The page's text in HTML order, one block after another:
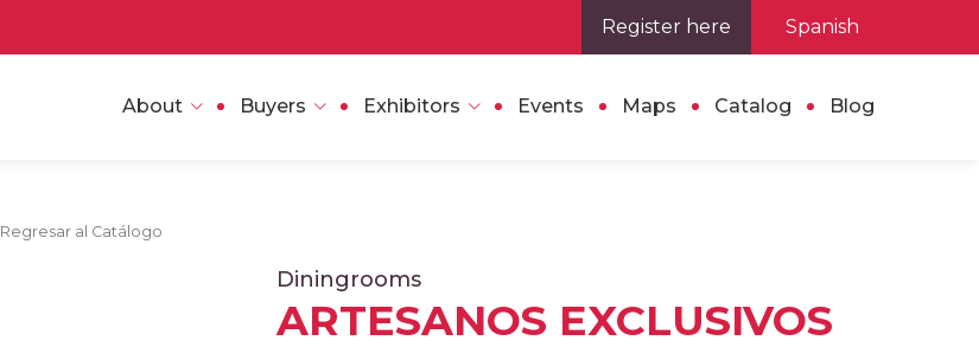
Register here Spanish
About Buyers Exhibitors Events Maps Catalog Blog
Regresar al Catálogo
Diningrooms
ARTESANOS EXCLUSIVOS